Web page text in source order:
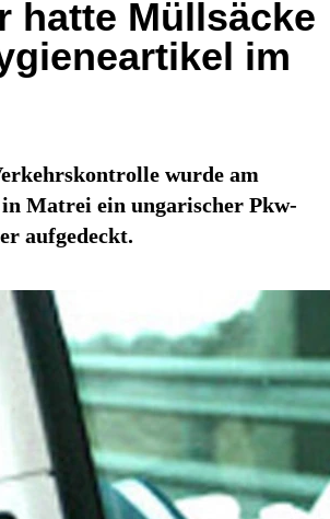
hatte Müllsäcke
im
wurde am
Matrei ein ungarischer Pkw-
aufgedeckt.